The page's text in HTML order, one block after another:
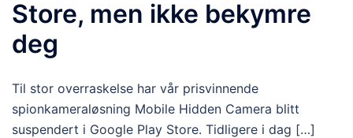
Store, men ikke bekymre
deg
Til stor overraskelse har vår prisvinnende
spionkameraløsning Mobile Hidden Camera blitt
suspendert i Google Play Store. Tidligere i dag […]